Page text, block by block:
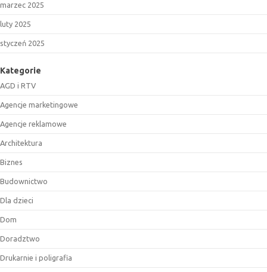
marzec 2025
luty 2025
styczeń 2025
Kategorie
AGD i RTV
Agencje marketingowe
Agencje reklamowe
Architektura
Biznes
Budownictwo
Dla dzieci
Dom
Doradztwo
Drukarnie i poligrafia